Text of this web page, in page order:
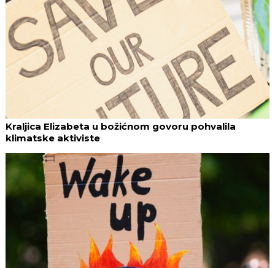
Kraljica Elizabeta u božićnom govoru pohvalila
klimatske aktiviste